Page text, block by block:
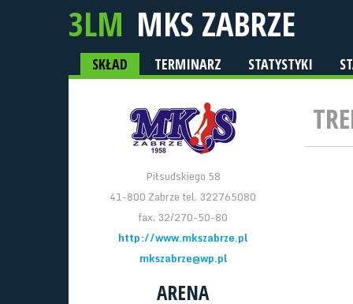
3LM MKS ZABRZE
SKŁAD TERMINARZ STATYSTYKI
Piłsudskiego 58
41-800 Zabrze tel. 322765080
fax. 32/270-50-80
http://www.mkszabrze.pl
mkszabrze@wp.pl
ARENA